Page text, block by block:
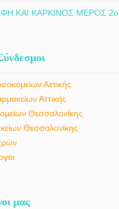
ΚΑΙ ΚΑΡΚΙΝΟΣ ΜΕΡΟΣ 2ο
Αττικής
Αττικής
Θεσσαλονίκης
Θεσσαλονίκης
μας